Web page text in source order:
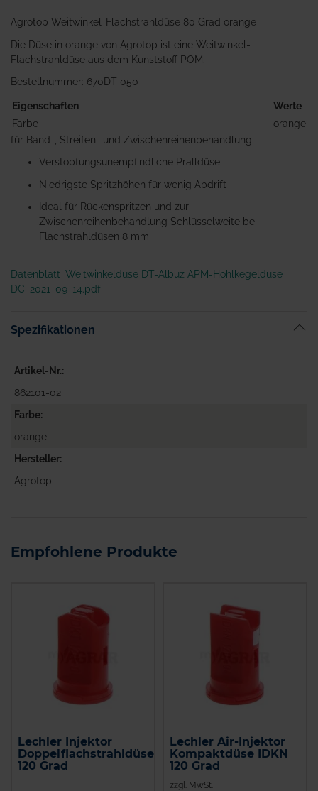
Agrotop Weitwinkel-Flachstrahldüse 80 Grad orange
Die Düse in orange von Agrotop ist eine Weitwinkel-
Flachstrahldüse aus dem Kunststoff POM.
Bestellnummer: 670DT 050
Eigenschaften
Werte
Farbe
orange
für Band-, Streifen- und Zwischenreihenbehandlung
Verstopfungsunempfindliche Pralldüse
Niedrigste Spritzhöhen für wenig Abdrift
Ideal für Rückenspritzen und zur
Zwischenreihenbehandlung Schlüsselweite bei
Flachstrahldüsen 8 mm
Datenblatt_Weitwinkeldüse DT-Albuz APM-Hohlkegeldüse
DC_2021_09_14.pdf
Spezifikationen
Artikel-Nr.
862101-02
Farbe
orange
Hersteller
Agrotop
Empfohlene Produkte
Lechler Injektor
Doppelflachstrahldüse
120 Grad
Lechler Air-Injektor
Kompaktdüse IDKN
120 Grad
zzgl. MwSt.